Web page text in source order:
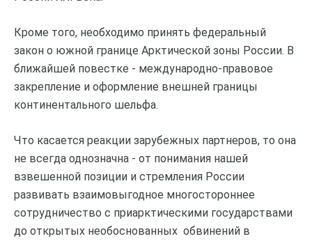
Кроме того, необходимо принять федеральный
закон о южной границе Арктической зоны России. В
ближайшей повестке - международно-правовое
закрепление и оформление внешней границы
континентального шельфа.
Что касается реакции зарубежных партнеров, то она
не всегда однозначна - от понимания нашей
взвешенной позиции и стремления России
развивать взаимовыгодное многостороннее
сотрудничество с приарктическими государствами
до открытых необоснованных обвинений в